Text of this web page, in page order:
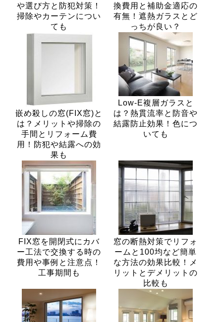
や選び方と防犯対策！
掃除やカーテンについ
ても
換費用と補助金適応の
有無！遮熱ガラスとど
っちが良い？
嵌め殺しの窓(FIX窓)と
は？メリットや掃除の
手間とリフォーム費
用！防犯や結露への効
果も
Low-E複層ガラスと
は？熱貫流率と防音や
結露防止効果！色につ
いても
FIX窓を開閉式にカバ
ー工法で交換する時の
費用や事例と注意点！
工事期間も
窓の断熱対策でリフォ
ームと100均など簡単
な方法の効果比較！メ
リットとデメリットの
比較も